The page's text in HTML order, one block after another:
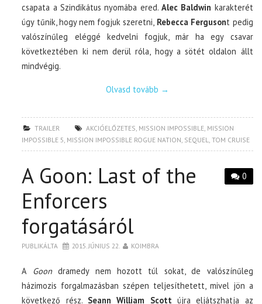
csapata a Szindikátus nyomába ered. Alec Baldwin karakterét
úgy tűnik, hogy nem fogjuk szeretni, Rebecca Fergusont pedig
valószínűleg eléggé kedvelni fogjuk, már ha egy csavar
következtében ki nem derül róla, hogy a sötét oldalon állt
mindvégig.
Olvasd tovább →
TRAILER AKCIÓELŐZETES MISSION IMPOSSIBLE MISSION
IMPOSSIBLE 5 MISSION IMPOSSIBLE ROGUE NATION SEQUEL ,TOM CRUISE
0
A Goon: Last of the
Enforcers
forgatásáról
PUBLIKÁLTA 2015. JÚNIUS 22. KOIMBRA
AGoondramedy nem hozott túl sokat, de valószínűleg
házimozis forgalmazásban szépen teljesíthetett, mivel jön a
következő rész. Seann William Scottújra eljátszhatja az